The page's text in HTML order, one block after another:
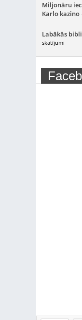
Miljonāru
Karlo kazino
Labākās
skatījumi